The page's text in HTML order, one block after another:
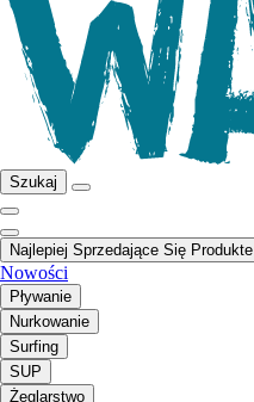
Szukaj
Najlepiej Sprzedające Się Produkte
Nowości
Pływanie
Nurkowanie
Surfing
SUP
Żeglarstwo